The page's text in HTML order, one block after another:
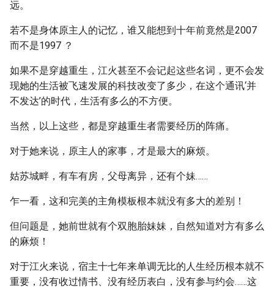
远。
若不是身体原主人的记忆，谁又能想到十年前竟然是2007
而不是1997 ？
如果不是穿越重生，江火甚至不会记起这些名词，更不会发
现她的生活被飞速发展的科技改变了多少，在这个通讯‘并
不发达’的时代，生活有多么的不方便。
当然，以上这些，都是穿越重生者需要经历的阵痛。
对于她来说，原主人的家事，才是最大的麻烦。
姑苏城畔，有车有房，父母离异，还有个妹……
乍一看，这和完美的主角模板根本就没有多大的差别！
但问题是，她前世就有个双胞胎妹妹，自然知道对方有多么
的麻烦！
对于江火来说，宿主十七年来单调无比的人生经历根本就不
重要，没有收过情书、没有经历表白，没有参与约会……这